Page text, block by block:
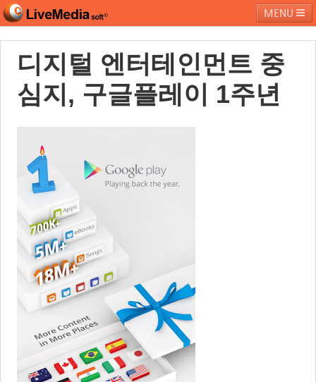
MENU
라이브미디어소프트 제품 및 서비스 블로그 커뮤니티
페밀리 사이트
디지털 엔터테인먼트 중
심지, 구글플레이 1주년